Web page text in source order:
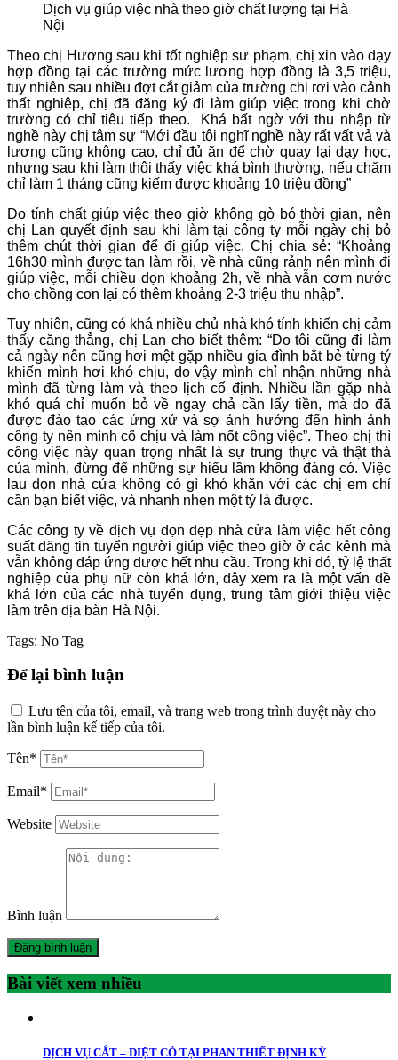
Dịch vụ giúp việc nhà theo giờ chất lượng tại Hà
Nội
Theo chị Hương sau khi tốt nghiệp sư phạm, chị xin vào dạy
hợp đồng tại các trường mức lương hợp đồng là 3,5 triệu,
tuy nhiên sau nhiều đợt cắt giảm của trường chị rơi vào cảnh
thất nghiệp, chị đã đăng ký đi làm giúp việc trong khi chờ
trường có chỉ tiêu tiếp theo. Khá bất ngờ với thu nhập từ
nghề này chị tâm sự “Mới đầu tôi nghĩ nghề này rất vất vả và
lương cũng không cao, chỉ đủ ăn để chờ quay lại dạy học,
nhưng sau khi làm thôi thấy việc khá bình thường, nếu chăm
chỉ làm 1 tháng cũng kiếm được khoảng 10 triệu đồng”
Do tính chất giúp việc theo giờ không gò bó thời gian, nên
chị Lan quyết định sau khi làm tại công ty mỗi ngày chị bỏ
thêm chút thời gian để đi giúp việc. Chị chia sẻ: “Khoảng
16h30 mình được tan làm rồi, về nhà cũng rảnh nên mình đi
giúp việc, mỗi chiều dọn khoảng 2h, về nhà vẫn cơm nước
cho chồng con lại có thêm khoảng 2-3 triệu thu nhập”.
Tuy nhiên, cũng có khá nhiều chủ nhà khó tính khiến chị cảm
thấy căng thẳng, chị Lan cho biết thêm: “Do tôi cũng đi làm
cả ngày nên cũng hơi mệt gặp nhiều gia đình bắt bẻ từng tý
khiến mình hơi khó chịu, do vậy mình chỉ nhận những nhà
mình đã từng làm và theo lịch cố định. Nhiều lần gặp nhà
khó quá chỉ muốn bỏ về ngay chả cần lấy tiền, mà do đã
được đào tạo các ứng xử và sợ ảnh hưởng đến hình ảnh
công ty nên mình cố chịu và làm nốt công việc”. Theo chị thì
công việc này quan trọng nhất là sự trung thực và thật thà
của mình, đừng để những sự hiểu lầm không đáng có. Việc
lau dọn nhà cửa không có gì khó khăn với các chị em chỉ
cần bạn biết việc, và nhanh nhẹn một tý là được.
Các công ty về dịch vụ dọn dẹp nhà cửa làm việc hết công
suất đăng tin tuyển người giúp việc theo giờ ở các kênh mà
vẫn không đáp ứng được hết nhu cầu. Trong khi đó, tỷ lệ thất
nghiệp của phụ nữ còn khá lớn, đây xem ra là một vấn đề
khá lớn của các nhà tuyển dụng, trung tâm giới thiệu việc
làm trên địa bàn Hà Nội.
Tags: No Tag
Để lại bình luận
Lưu tên của tôi, email, và trang web trong trình duyệt này cho
lần bình luận kế tiếp của tôi.
Tên*
Email*
Website
Bình luận
Bài viết xem nhiều
DỊCH VỤ CẮT – DIỆT CỎ TẠI PHAN THIẾT ĐỊNH KỲ